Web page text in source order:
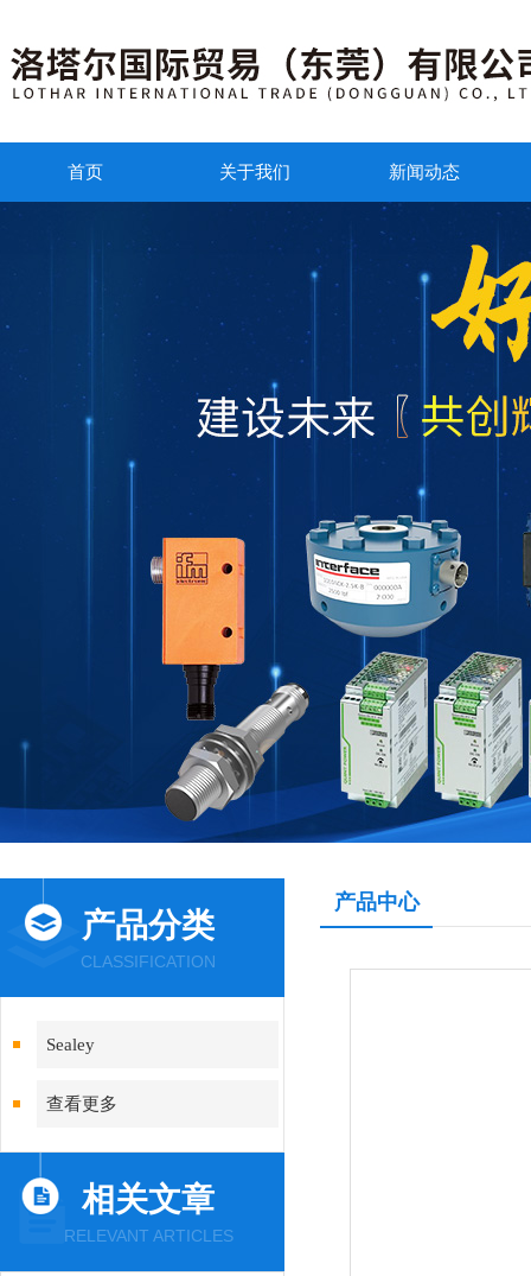
首页 关于我们 新闻动态
产品分类
CLASSIFICATION
Sealey
查看更多
相关文章
RELEVANT ARTICLES
产品中心